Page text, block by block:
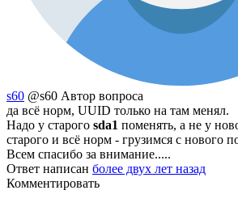
s60 @s60 Автор вопроса
да всё норм, UUID только на там менял.
Надо у старого sda1 поменять, а не у
старого и всё норм - грузимся с нового
Всем спасибо за внимание.....
Ответ написан более двух лет назад
Комментировать